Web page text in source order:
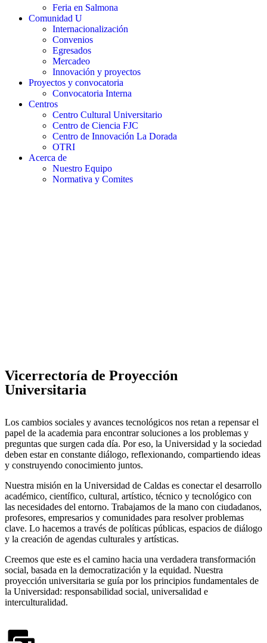
Feria en Salmona
Comunidad U
Internacionalización
Convenios
Egresados
Mercadeo
Innovación y proyectos
Proyectos y convocatoria
Convocatoria Interna
Centros
Centro Cultural Universitario
Centro de Ciencia FJC
Centro de Innovación La Dorada
OTRI
Acerca de
Nuestro Equipo
Normativa y Comites
Vicerrectoría de Proyección
Universitaria
Los cambios sociales y avances tecnológicos nos retan a repensar el
papel de la academia para encontrar soluciones a los problemas y
preguntas que surgen cada día. Por eso, la Universidad y la sociedad
deben estar en constante diálogo, reflexionando, compartiendo ideas
y construyendo conocimiento juntos.
Nuestra misión en la Universidad de Caldas es conectar el desarrollo
académico, científico, cultural, artístico, técnico y tecnológico con
las necesidades del entorno. Trabajamos de la mano con ciudadanos,
profesores, empresarios y comunidades para resolver problemas
clave. Lo hacemos a través de políticas públicas, espacios de diálogo
y la creación de agendas culturales y artísticas.
Creemos que este es el camino hacia una verdadera transformación
social, basada en la democratización y la equidad. Nuestra
proyección universitaria se guía por los principios fundamentales de
la Universidad: responsabilidad social, universalidad e
interculturalidad.